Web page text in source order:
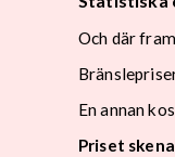
Och där
En annan
Priset